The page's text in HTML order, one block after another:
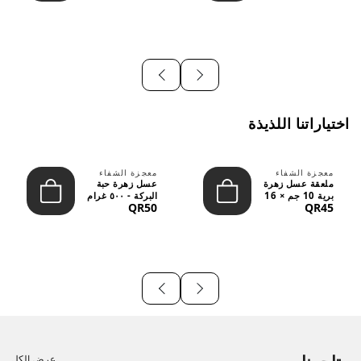
اختياراتنا اللذيذة
معجزة الشفاء
ملعقة عسل زهرة
برية 10 جم × 16
قطعة
QR45
معجزة الشفاء
عسل زهرة حبة
البركة - ٥٠٠ غرام
QR50